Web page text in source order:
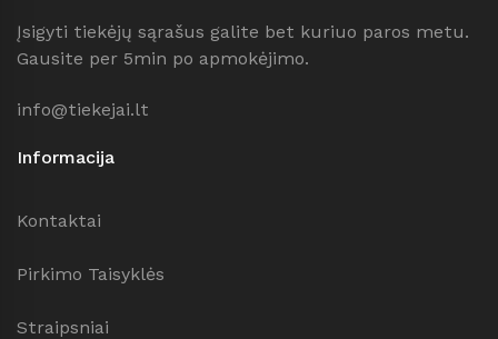
Įsigyti tiekėjų sąrašus galite bet kuriuo paros metu.
Gausite per 5min po apmokėjimo.
info@tiekejai.lt
Informacija
Kontaktai
Pirkimo Taisyklės
Straipsniai